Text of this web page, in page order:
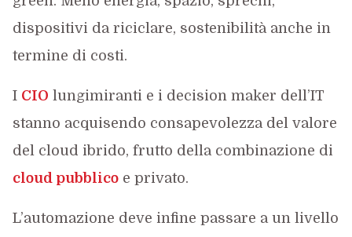
dispositivi da riciclare, sostenibilità anche in
termine di costi.
I CIO lungimiranti e i decision maker dell’IT
stanno acquisendo consapevolezza del valore
del cloud ibrido, frutto della combinazione di
cloud pubblicoe privato.
L’automazione deve infine passare a un livello